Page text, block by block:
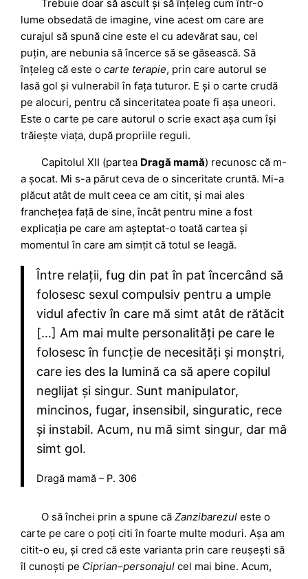
Trebuie doar să ascult și să înțeleg cum într-o
lume obsedată de imagine, vine acest om care are
curajul să spună cine este el cu adevărat sau, cel
puțin, are nebunia să încerce să se găsească. Să
înțeleg că este ocarte terapie, prin care autorul se
lasă gol și vulnerabil în fața tuturor. E și o carte crudă
pe alocuri, pentru că sinceritatea poate fi așa uneori.
Este o carte pe care autorul o scrie exact așa cum își
trăiește viața, după propriile reguli.
Capitolul XII (partea Dragă mamă) recunosc că m-
a șocat. Mi s-a părut ceva de o sinceritate cruntă. Mi-a
plăcut atât de mult ceea ce am citit, și mai ales
franchețea față de sine, încât pentru mine a fost
explicația pe care am așteptat-o toată cartea și
momentul în care am simțit că totul se leagă.
Între relații, fug din pat în pat încercând să
folosesc sexul compulsiv pentru a umple
vidul afectiv în care mă simt atât de rătăcit
[…] Am mai multe personalități pe care le
folosesc în funcție de necesități și monștri,
care ies des la lumină ca să apere copilul
neglijat și singur. Sunt manipulator,
mincinos, fugar, insensibil, singuratic, rece
și instabil. Acum, nu mă simt singur, dar mă
simt gol.
Dragă mamă – P. 306
O să închei prin a spune căZanzibarezul este o
carte pe care o poți citi în foarte multe moduri. Așa am
citit-o eu, și cred că este varianta prin care reușești să
îl cunoști pe Ciprian–personajul cel mai bine. Acum,